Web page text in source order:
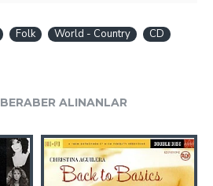
Folk World - Country CD
BERABER ALINANLAR